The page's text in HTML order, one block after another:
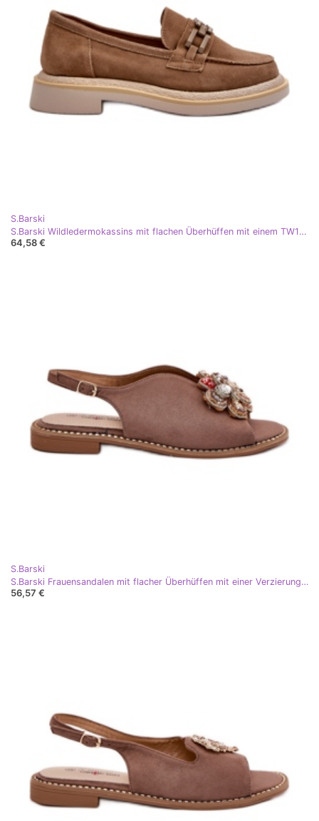
S.Barski
S.Barski Wildledermokassins mit flachen Überhüffen mit einem TW101 Bronze-oder beige
64,58 €
S.Barski
S.Barski Frauensandalen mit flacher Überhüffen mit einer Verzierung von S. Barski Kv27-001 dunkles Beige
56,57 €